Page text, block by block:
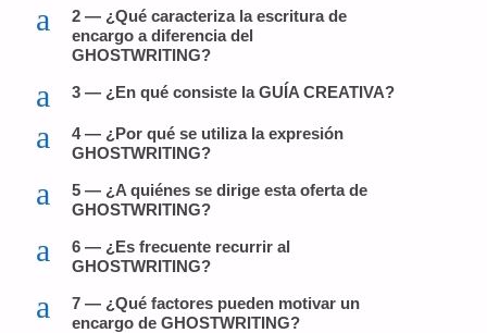
a
2 — ¿Qué caracteriza la escritura de
encargo a diferencia del
GHOSTWRITING?
a 3 — ¿En qué consiste la GUÍA CREATIVA?
a
4 — ¿Por qué se utiliza la expresión
GHOSTWRITING?
a
5 — ¿A quiénes se dirige esta oferta de
GHOSTWRITING?
a
6 — ¿Es frecuente recurrir al
GHOSTWRITING?
a
7 — ¿Qué factores pueden motivar un
encargo de GHOSTWRITING?